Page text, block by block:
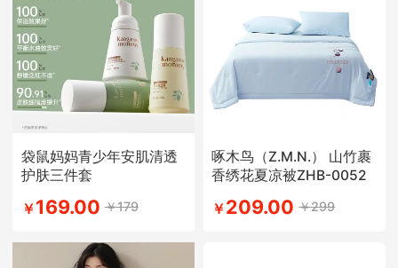
袋鼠妈妈青少年安肌清透
护肤三件套
￥169.00 ￥179
啄木鸟（Z.M.N.） 山竹裹
香绣花夏凉被ZHB-0052
￥209.00 ￥299